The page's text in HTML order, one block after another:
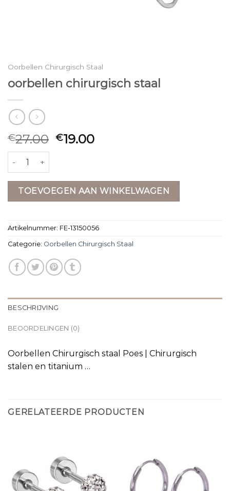
Oorbellen Chirurgisch Staal
oorbellen chirurgisch staal
€27.00 €19.00
oorbellen chirurgisch staal aantal
TOEVOEGEN AAN WINKELWAGEN
Artikelnummer: FE-13150056
Categorie: Oorbellen Chirurgisch Staal
BESCHRIJVING
BEOORDELINGEN (0)
Oorbellen Chirurgisch staal Poes | Chirurgisch
stalen en titanium …
GERELATEERDE PRODUCTEN